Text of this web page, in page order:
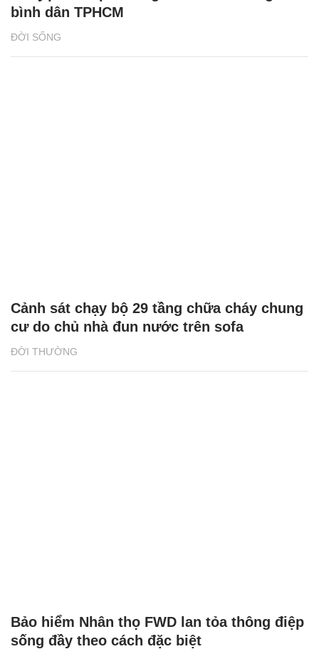
ĐỜI SỐNG
bình dân TPHCM
ĐỜI THƯỜNG
Cảnh sát chạy bộ 29 tầng chữa cháy chung
cư do chủ nhà đun nước trên sofa
Bảo hiểm Nhân thọ FWD lan tỏa thông điệp
sống đầy theo cách đặc biệt